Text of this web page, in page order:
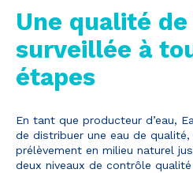
Activer le
Une qualité de
surveillée à
étapes
En tant que producteur d’eau,
de distribuer une eau de
prélèvement en milieu naturel
deux niveaux de contrôle